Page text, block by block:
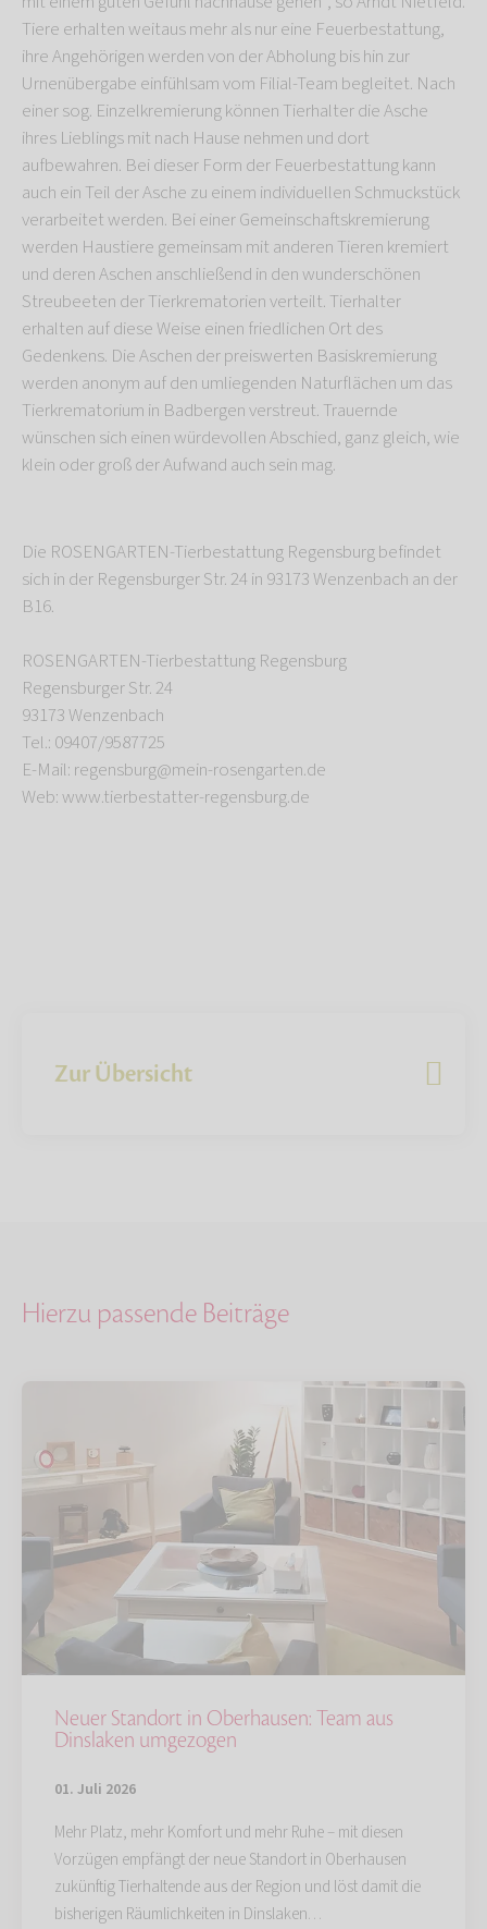
Tiere erhalten weitaus mehr als nur eine Feuerbestattung,
ihre Angehörigen werden von der Abholung bis hin zur
Urnenübergabe einfühlsam vom Filial-Team begleitet. Nach
einer sog. Einzelkremierung können Tierhalter die Asche
ihres Lieblings mit nach Hause nehmen und dort
aufbewahren. Bei dieser Form der Feuerbestattung kann
auch ein Teil der Asche zu einem individuellen Schmuckstück
verarbeitet werden. Bei einer Gemeinschaftskremierung
werden Haustiere gemeinsam mit anderen Tieren kremiert
und deren Aschen anschließend in den wunderschönen
Streubeeten der Tierkrematorien verteilt. Tierhalter
erhalten auf diese Weise einen friedlichen Ort des
Gedenkens. Die Aschen der preiswerten Basiskremierung
werden anonym auf den umliegenden Naturflächen um das
Tierkrematorium in Badbergen verstreut. Trauernde
wünschen sich einen würdevollen Abschied, ganz gleich, wie
klein oder groß der Aufwand auch sein mag.
Die ROSENGARTEN-Tierbestattung Regensburg befindet
sich in der Regensburger Str. 24 in 93173 Wenzenbach an der
B16.
ROSENGARTEN-Tierbestattung Regensburg
Regensburger Str. 24
93173 Wenzenbach
Tel.: 09407/9587725
E-Mail: regensburg@mein-rosengarten.de
Web: www.tierbestatter-regensburg.de
Zur Übersicht
Hierzu passende Beiträge
Neuer Standort in Oberhausen: Team aus
Dinslaken umgezogen
01. Juli 2026
Mehr Platz, mehr Komfort und mehr Ruhe – mit diesen
Vorzügen empfängt der neue Standort in Oberhausen
zukünftig Tierhaltende aus der Region und löst damit die
bisherigen Räumlichkeiten in Dinslaken…